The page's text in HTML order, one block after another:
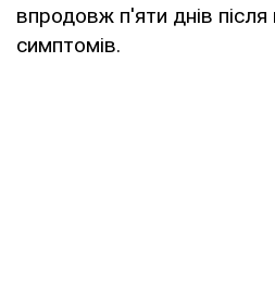
впродовж п'яти днів
симптомів.